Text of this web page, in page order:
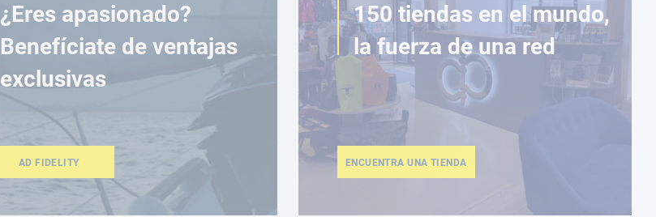
¿Eres apasionado?
Benefíciate de ventajas
exclusivas
AD FIDELITY
150 tiendas en el mundo,
la fuerza de una red
ENCUENTRA UNA TIENDA